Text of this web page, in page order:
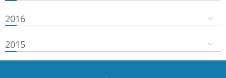
2016
2015